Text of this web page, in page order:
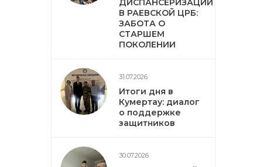
ДИСПАНСЕРИЗАЦИИ
В РАЕВСКОЙ ЦРБ:
ЗАБОТА О
СТАРШЕМ
ПОКОЛЕНИИ
31.07.2026
Итоги дня в
Кумертау: диалог
о поддержке
защитников
30.07.2026